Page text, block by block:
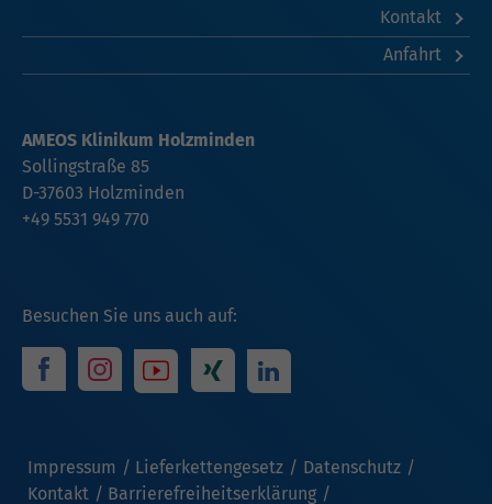
Kontakt
Anfahrt
Besuchen Sie uns auch auf:
Impressum Lieferkettengesetz
Datenschutz
Kontakt
Barrierefreiheitserklärung
AMEOS Klinikum Holzminden
Sollingstraße 85
D-37603 Holzminden
+49 5531 949 770